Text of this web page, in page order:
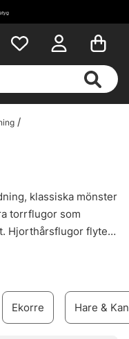
klassiska mönster
torrflugor som
Hjorthårsflugor flyter
Ekorre Hare &